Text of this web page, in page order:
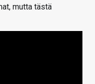
mutta tästä